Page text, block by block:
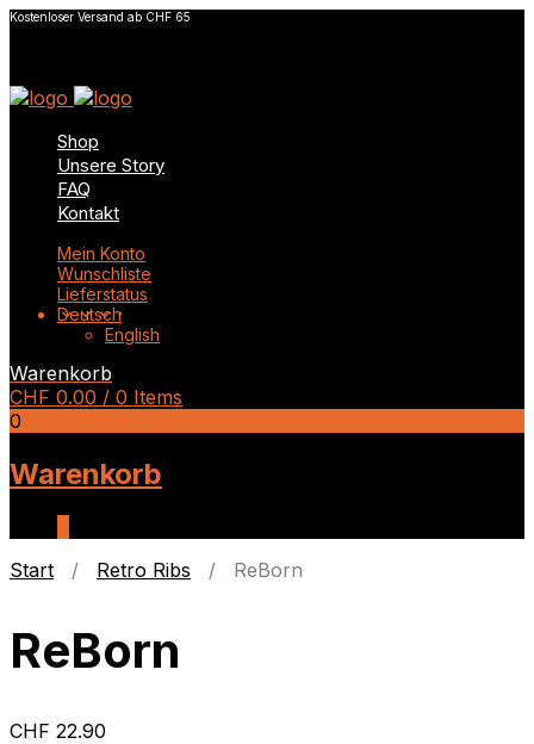
Kostenloser Versand ab CHF 65
Shop
Unsere Story
FAQ
Kontakt
Mein Konto
Wunschliste
Lieferstatus
Deutsch
English
Warenkorb
CHF 0.00 / 0 Items
0
Warenkorb
Start / Retro Ribs / ReBorn
ReBorn
CHF 22.90